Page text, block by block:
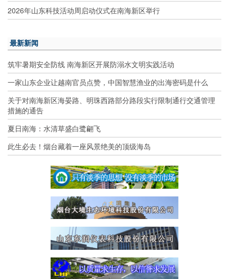
2026年山东科技活动周启动仪式在南海新区举行
最新新闻
筑牢暑期安全防线 南海新区开展防溺水文明实践活动
一家山东企业让越南官员点赞，中国智慧渔业的出海密码是什么
关于对南海新区海晏路、明珠西路部分路段实行限制通行交通管理
措施的通告
夏日南海：水清草盛白鹭翩飞
此生必去！烟台藏着一座风景绝美的顶级海岛